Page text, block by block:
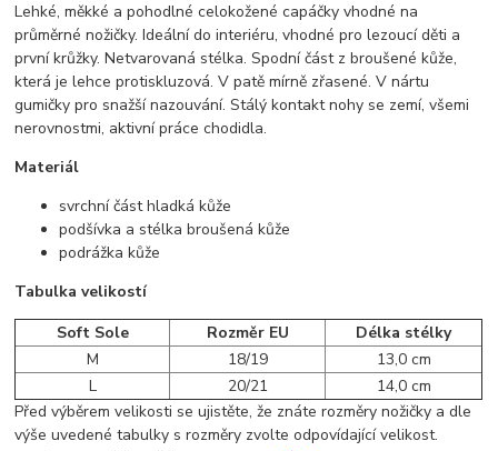
Lehké, měkké a pohodlné celokožené capáčky vhodné na
průměrné nožičky. Ideální do interiéru, vhodné pro lezoucí děti a
první krůžky. Netvarovaná stélka. Spodní část z broušené kůže,
která je lehce protiskluzová. V patě mírně zřasené. V nártu
gumičky pro snažší nazouvání. Stálý kontakt nohy se zemí, všemi
nerovnostmi, aktivní práce chodidla.
Materiál
svrchní část hladká kůže
podšívka a stélka broušená kůže
podrážka kůže
Tabulka velikostí
Soft Sole
Rozměr EU
Délka stélky
M
18/19
13,0 cm
L
20/21
14,0 cm
Před výběrem velikosti se ujistěte, že znáte rozměry nožičky a dle
výše uvedené tabulky s rozměry zvolte odpovídající velikost.